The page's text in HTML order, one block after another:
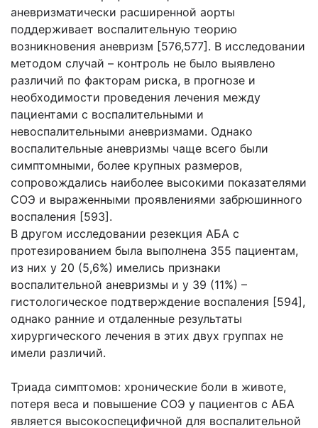
аневризматически расширенной аорты
поддерживает воспалительную теорию
возникновения аневризм [576,577]. В исследовании
методом случай – контроль не было выявлено
различий по факторам риска, в прогнозе и
необходимости проведения лечения между
пациентами с воспалительными и
невоспалительными аневризмами. Однако
воспалительные аневризмы чаще всего были
симптомными, более крупных размеров,
сопровождались наиболее высокими показателями
СОЭ и выраженными проявлениями забрюшинного
воспаления [593].
В другом исследовании резекция АБА с
протезированием была выполнена 355 пациентам,
из них у 20 (5,6%) имелись признаки
воспалительной аневризмы и у 39 (11%) –
гистологическое подтверждение воспаления [594],
однако ранние и отдаленные результаты
хирургического лечения в этих двух группах не
имели различий.
Триада симптомов: хронические боли в животе,
потеря веса и повышение СОЭ у пациентов с AБA
является высокоспецифичной для воспалительной